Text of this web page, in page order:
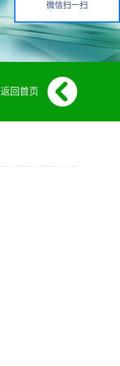
返回首页
微信扫一扫